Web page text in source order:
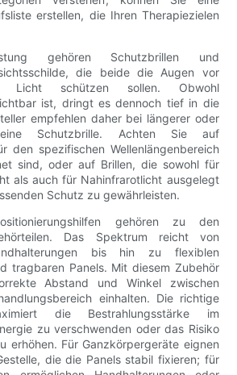
erstellen, die Ihren Therapiezielen
gehören Schutzbrillen und
die beide die Augen vor
Licht schützen sollen. Obwohl
ist, dringt es dennoch tief in die
empfehlen daher bei längerer oder
Schutzbrille. Achten Sie auf
den spezifischen Wellenlängenbereich
sind, oder auf Brillen, die sowohl für
als auch für Nahinfrarotlicht ausgelegt
Schutz zu gewährleisten.
gehören zu den
Das Spektrum reicht von
bis hin zu flexiblen
tragbaren Panels. Mit diesem Zubehör
Abstand und Winkel zwischen
einhalten. Die richtige
die Bestrahlungsstärke im
zu verschwenden oder das Risiko
erhöhen. Für Ganzkörpergeräte eignen
die die Panels stabil fixieren; für